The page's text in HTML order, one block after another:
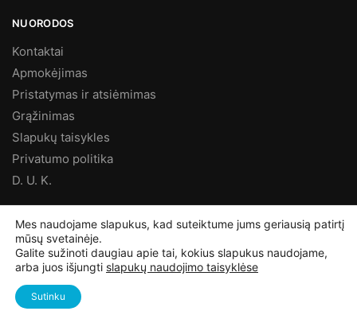
NUORODOS
Kontaktai
Apmokėjimas
Pristatymas ir atsiėmimas
Grąžinimas
Slapukų taisykles
Privatumo politika
D. U. K.
©Ampertas.lt2025, Visos teisės saugomos
Mes naudojame slapukus, kad suteiktume jums geriausią patirtį
mūsų svetainėje.
Galite sužinoti daugiau apie tai, kokius slapukus naudojame,
arba juos išjungti slapukų naudojimo taisyklėse
Sutinku